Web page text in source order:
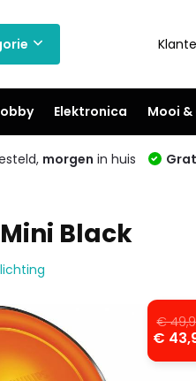
Elektronica Mooi &
morgen in huis
Black
€
€